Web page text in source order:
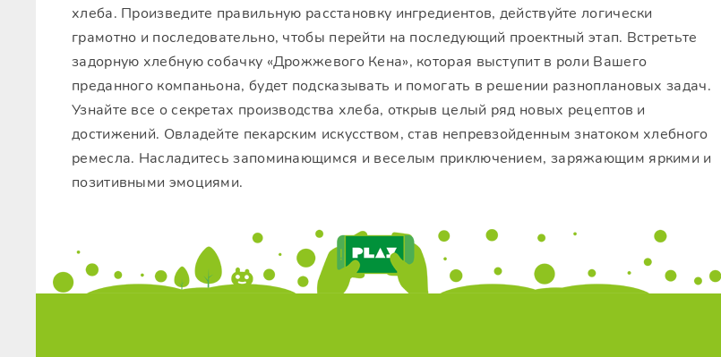
хлеба. Произведите правильную расстановку ингредиентов, действуйте логически
грамотно и последовательно, чтобы перейти на последующий проектный этап. Встретьте
задорную хлебную собачку «Дрожжевого Кена», которая выступит в роли Вашего
преданного компаньона, будет подсказывать и помогать в решении разноплановых задач.
Узнайте все о секретах производства хлеба, открыв целый ряд новых рецептов и
достижений. Овладейте пекарским искусством, став непревзойденным знатоком хлебного
ремесла. Насладитесь запоминающимся и веселым приключением, заряжающим яркими и
позитивными эмоциями.